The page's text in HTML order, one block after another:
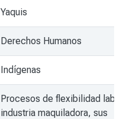
Yaquis
Derechos Humanos
Indígenas
Procesos de flexibilidad
industria maquiladora, sus